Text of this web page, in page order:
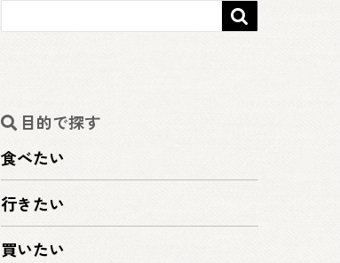

目的で探す
食べたい
行きたい
買いたい